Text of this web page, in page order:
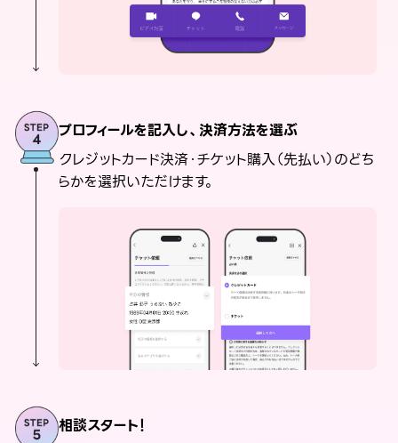
プロフィールを記入し、決済方法を選ぶ
クレジットカード決済・チケット購入（先払い）のどち
らかを選択いただけます。
相談スタート！